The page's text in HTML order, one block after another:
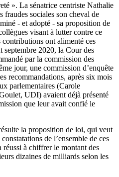
». La sénatrice centriste Nathalie
fraudes sociales son cheval de
- et adopté - sa proposition de
visant à lutter contre ce
ont alimenté ces
2020, la Cour des
par la commission des
jour, une commission d’enquête
recommandations, après six mois
parlementaires (Carole
UDI) avaient déjà présenté
que leur avait confié le
la proposition de loi, qui veut
de l’ensemble de ces
réussi à chiffrer le montant des
dizaines de milliards selon les